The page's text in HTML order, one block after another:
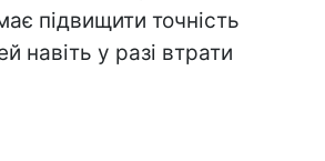
підвищити точність
навіть у разі втрати